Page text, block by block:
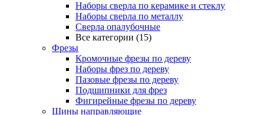
Наборы сверла по керамике и стеклу
Наборы сверла по металлу
Сверла опалубочные
Все категории (15)
Фрезы
Кромочные фрезы по дереву
Наборы фрез по дереву
Пазовые фрезы по дереву
Подшипники для фрез
Фигирейные фрезы по дереву
Шины направляющие